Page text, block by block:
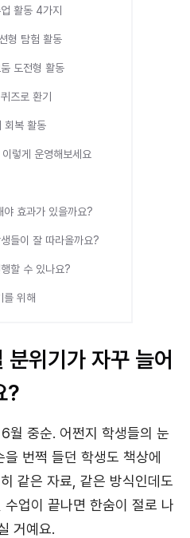
활동 4가지
형 탐험 활동
도전형 활동
즈로 환기
회복 활동
렇게 운영해보세요
야 효과가 있을까요?
들이 잘 따라올까요?
할 수 있나요?
를 위해
위기가 자꾸 늘어
?
월 중순. 어쩐지 학생들의 눈
번쩍 들던 학생도 책상에
같은 자료, 같은 방식인데도
업이 끝나면 한숨이 절로 나
거예요.